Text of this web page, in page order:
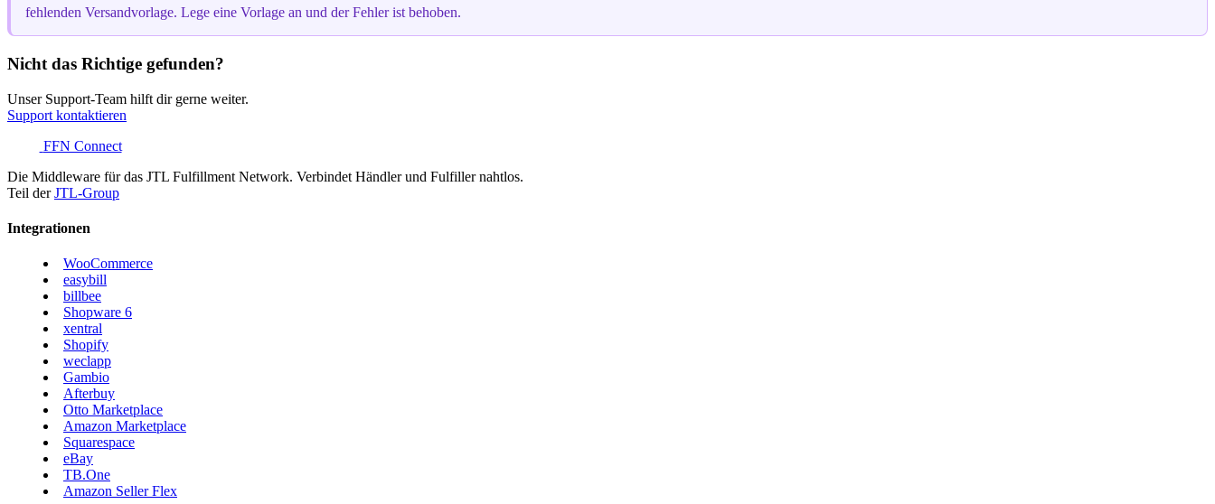
fehlenden Versandvorlage. Lege eine Vorlage an und der Fehler ist behoben.
Nicht das Richtige gefunden?
Unser Support-Team hilft dir gerne weiter.
Support kontaktieren
FFN Connect
Die Middleware für das JTL Fulfillment Network. Verbindet Händler und Fulfiller nahtlos.
Teil derJTL-Group
Integrationen
WooCommerce
easybill
billbee
Shopware 6
xentral
Shopify
weclapp
Gambio
Afterbuy
Otto Marketplace
Amazon Marketplace
Squarespace
eBay
TB.One
Amazon Seller Flex